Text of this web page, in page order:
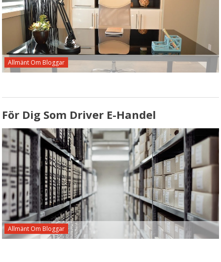
Allmänt Om Bloggar
För Dig Som Driver E-Handel
Allmänt Om Bloggar